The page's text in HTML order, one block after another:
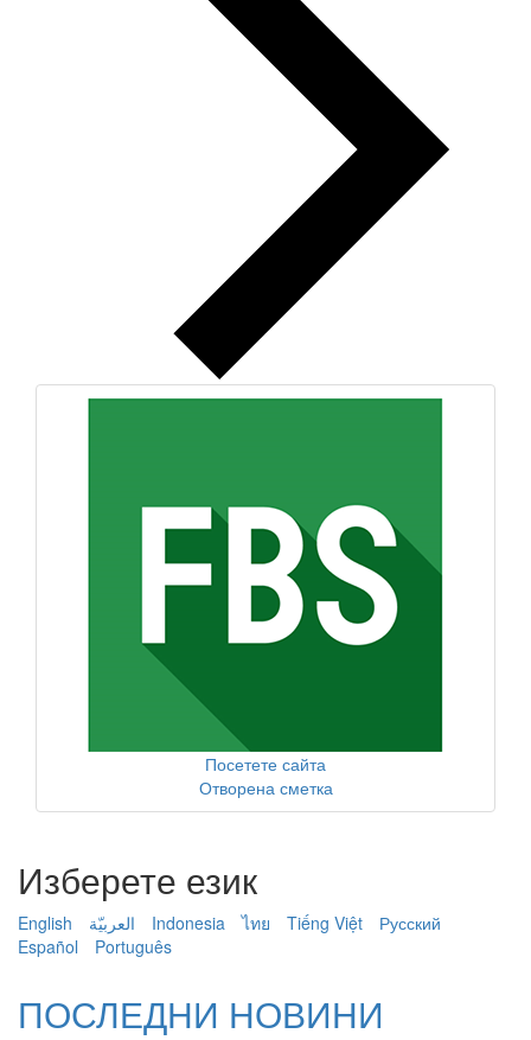
Посетете сайта
Отворена сметка
Изберете език
English العربيّة Indonesia ไทย Tiếng Việt
Русский
Español
Português
ПОСЛЕДНИ НОВИНИ